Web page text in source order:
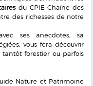
du CPIE Chaîne des
des richesses de notre
ses anecdotes, sa
vous fera découvrir
forestier ou parfois
Nature et Patrimoine